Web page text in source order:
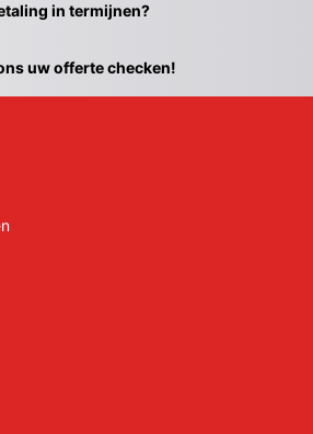
in termijnen?
uw offerte checken!